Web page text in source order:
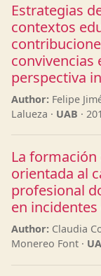
Estrategias
contextos
convivencias
perspectiva
Author: Felipe
Lalueza · UAB ·
La
orientada al
profesional
en
Author: Claudia
Monereo Font ·